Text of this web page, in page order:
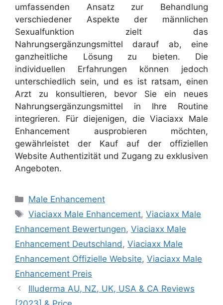
umfassenden Ansatz zur Behandlung
verschiedener Aspekte der männlichen
Sexualfunktion zielt das
Nahrungsergänzungsmittel darauf ab, eine
ganzheitliche Lösung zu bieten. Die
individuellen Erfahrungen können jedoch
unterschiedlich sein, und es ist ratsam, einen
Arzt zu konsultieren, bevor Sie ein neues
Nahrungsergänzungsmittel in Ihre Routine
integrieren. Für diejenigen, die Viaciaxx Male
Enhancement ausprobieren möchten,
gewährleistet der Kauf auf der offiziellen
Website Authentizität und Zugang zu exklusiven
Angeboten.
Categories
Male Enhancement
Tags
Viaciaxx Male Enhancement,Viaciaxx Male
Enhancement Bewertungen, Viaciaxx Male
Enhancement Deutschland , Viaciaxx Male
Enhancement Offizielle Website, Viaciaxx Male
Enhancement Preis
Illuderma AU, NZ, UK, USA & CA Reviews